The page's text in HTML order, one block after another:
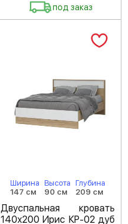
под заказ
Ширина
147 см
Высота
90 см
Глубина
209 см
Двуспальная кровать
140х200 Ирис КР-02 дуб